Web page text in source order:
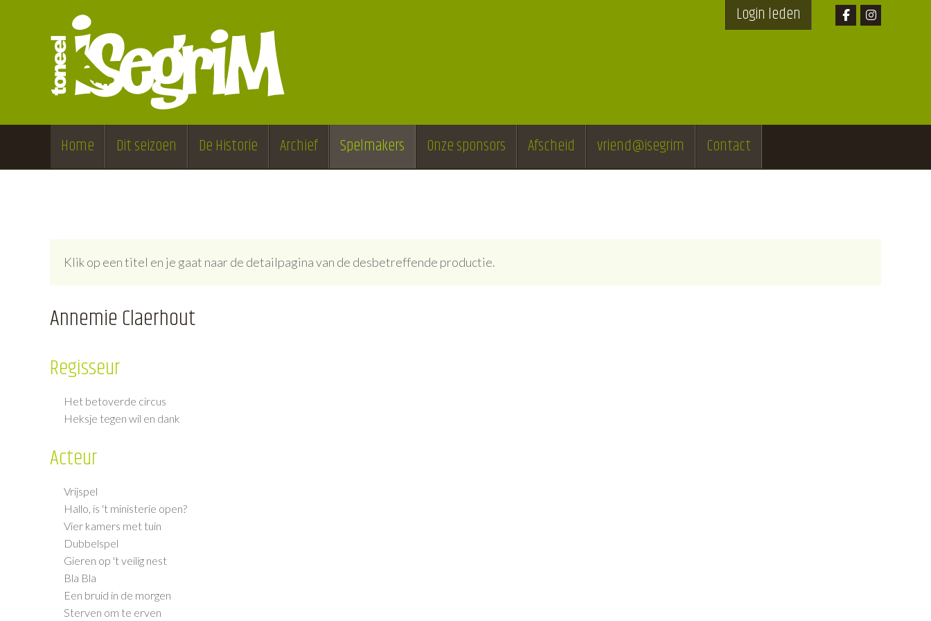
Login leden
Home Dit seizoen De Historie Archief Spelmakers Onze sponsors Afscheid vriend@isegrim Contact
Klik op een titel en je gaat naar de detailpagina van de desbetreffende productie.
Annemie Claerhout
Regisseur
Het betoverde circus
Heksje tegen wil en dank
Acteur
Vrijspel
Hallo, is 't ministerie open?
Vier kamers met tuin
Dubbelspel
Gieren op 't veilig nest
Bla Bla
Een bruid in de morgen
Sterven om te erven